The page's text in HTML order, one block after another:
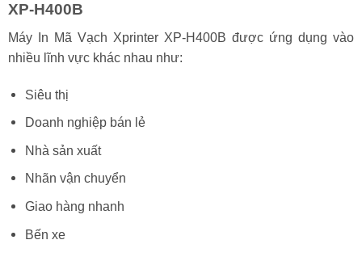
XP-H400B
Máy In Mã Vạch Xprinter XP-H400B được ứng dụng vào
nhiều lĩnh vực khác nhau như:
Siêu thị
Doanh nghiệp bán lẻ
Nhà sản xuất
Nhãn vận chuyển
Giao hàng nhanh
Bến xe